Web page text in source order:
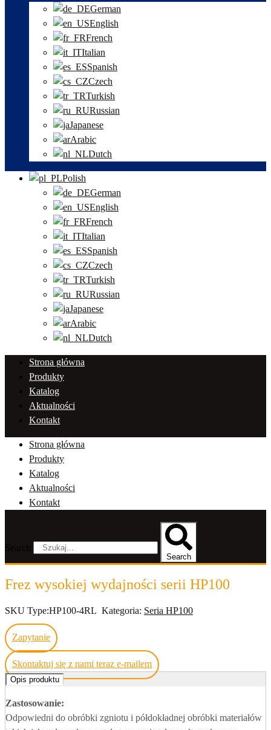
German
English
French
Italian
Spanish
Czech
Turkish
Russian
Japanese
Arabic
Dutch
Polish
German
English
French
Italian
Spanish
Czech
Turkish
Russian
Japanese
Arabic
Dutch
Strona główna
Produkty
Katalog
Aktualności
Kontakt
Strona główna
Produkty
Katalog
Aktualności
Kontakt
Search
Frez wysokiej wydajności serii HP100
SKU Type:HP100-4RL Kategoria: Seria HP100
Zapytanie
Skontaktuj się z nami teraz e-mailem
Opis produktu
Zastosowanie:
Odpowiedni do obróbki zgniotu i półdokładnej obróbki materiałów